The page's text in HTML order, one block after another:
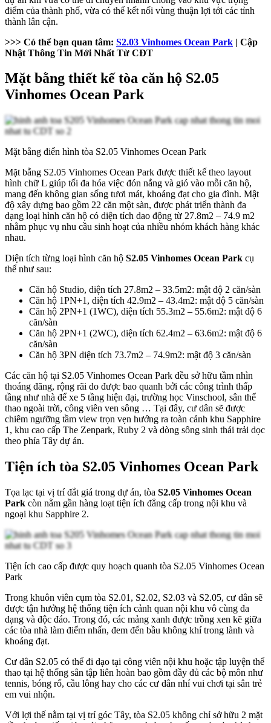
điểm của thành phố, vừa có thể kết nối vùng thuận lợi tới các tỉnh
thành lân cận.
>>> Có thể bạn quan tâm: S2.03 Vinhomes Ocean Park | Cập
Nhật Thông Tin Mới Nhất Từ CĐT
Mặt bằng thiết kế tòa căn hộ S2.05
Vinhomes Ocean Park
Mặt bằng điển hình tòa S2.05 Vinhomes Ocean Park
Mặt bằng S2.05 Vinhomes Ocean Park được thiết kế theo layout
hình chữ L giúp tối đa hóa việc đón nắng và gió vào mỗi căn hộ,
mang đến không gian sống tươi mát, khoáng đạt cho gia đình. Mật
độ xây dựng bao gồm 22 căn một sàn, được phát triển thành đa
dạng loại hình căn hộ có diện tích dao động từ 27.8m2 – 74.9 m2
nhằm phục vụ nhu cầu sinh hoạt của nhiều nhóm khách hàng khác
nhau.
Diện tích từng loại hình căn hộ S2.05 Vinhomes Ocean Park cụ
thể như sau:
Căn hộ Studio, diện tích 27.8m2 – 33.5m2: mật độ 2 căn/sàn
Căn hộ 1PN+1, diện tích 42.9m2 – 43.4m2: mật độ 5 căn/sàn
Căn hộ 2PN+1 (1WC), diện tích 55.3m2 – 55.6m2: mật độ 6
căn/sàn
Căn hộ 2PN+1 (2WC), diện tích 62.4m2 – 63.6m2: mật độ 6
căn/sàn
Căn hộ 3PN diện tích 73.7m2 – 74.9m2: mật độ 3 căn/sàn
Các căn hộ tại S2.05 Vinhomes Ocean Park đều sở hữu tầm nhìn
thoáng đãng, rộng rãi do được bao quanh bởi các công trình thấp
tầng như nhà để xe 5 tầng hiện đại, trường học Vinschool, sân thể
thao ngoài trời, công viên ven sông … Tại đây, cư dân sẽ được
chiêm ngưỡng tầm view trọn vẹn hướng ra toàn cảnh khu Sapphire
1, khu cao cấp The Zenpark, Ruby 2 và dòng sông sinh thái trải dọc
theo phía Tây dự án.
Tiện ích tòa S2.05 Vinhomes Ocean Park
Tọa lạc tại vị trí đắt giá trong dự án, tòa S2.05 Vinhomes Ocean
Park còn nằm gần hàng loạt tiện ích đẳng cấp trong nội khu và
ngoại khu Sapphire 2.
Tiện ích cao cấp được quy hoạch quanh tòa S2.05 Vinhomes Ocean
Park
Trong khuôn viên cụm tòa S2.01, S2.02, S2.03 và S2.05, cư dân sẽ
được tận hưởng hệ thống tiện ích cảnh quan nội khu vô cùng đa
dạng và độc đáo. Trong đó, các mảng xanh được trồng xen kẽ giữa
các tòa nhà làm điểm nhấn, đem đến bầu không khí trong lành và
khoáng đạt.
Cư dân S2.05 có thể đi dạo tại công viên nội khu hoặc tập luyện thể
thao tại hệ thống sân tập liên hoàn bao gồm đầy đủ các bộ môn như
tennis, bóng rổ, cầu lông hay cho các cư dân nhí vui chơi tại sân trẻ
em vui nhộn.
Với lợi thế nằm tại vị trí góc Tây, tòa S2.05 không chỉ sở hữu 2 mặt